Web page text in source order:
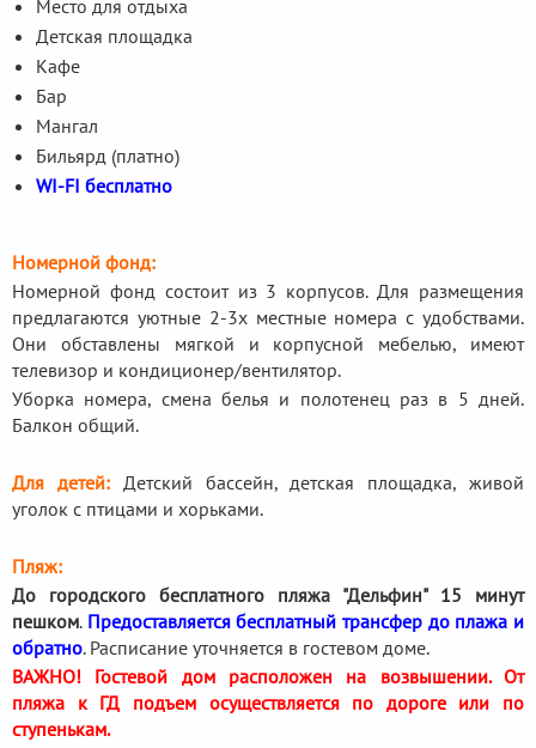
Место для отдыха
Детская площадка
Кафе
Бар
Мангал
Бильярд (платно)
WI-FI бесплатно
Номерной фонд:
Номерной фонд состоит из 3 корпусов. Для размещения
предлагаются уютные 2-3х местные номера с удобствами.
Они обставлены мягкой и корпусной мебелью, имеют
телевизор и кондиционер/вентилятор.
Уборка номера, смена белья и полотенец раз в 5 дней.
Балкон общий.
Для детей:Детский бассейн, детская площадка, живой
уголок с птицами и хорьками.
Пляж:
До городского бесплатного пляжа "Дельфин" 15 минут
пешком. Предоставляется бесплатный трансфер до плажа и
обратно. Расписание уточняется в гостевом доме.
ВАЖНО! Гостевой дом расположен на возвышении. От
пляжа к ГД подъем осуществляется по дороге или по
ступенькам.